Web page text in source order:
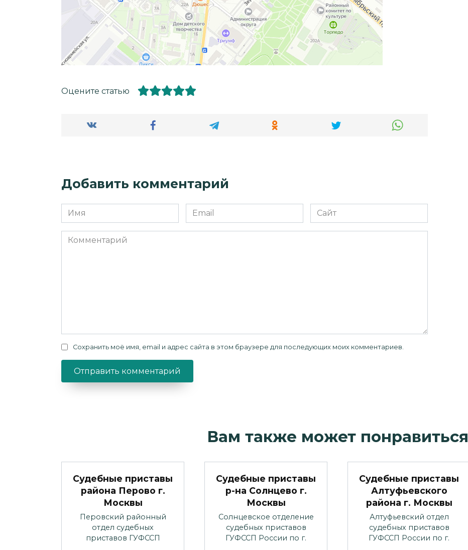
Оцените статью
Добавить комментарий
Имя
*
Email
*
Сайт
Комментарий
Сохранить моё имя, email и адрес сайта в этом браузере для последующих моих комментариев.
Вам также может понравиться
Судебные приставы
района Перово г.
Москвы
Перовский районный
отдел судебных
приставов ГУФССП
Судебные приставы
р-на Солнцево г.
Москвы
Солнцевское отделение
судебных приставов
ГУФССП России по г.
Судебные приставы
Алтуфьевского
района г. Москвы
Алтуфьевский отдел
судебных приставов
ГУФССП России по г.